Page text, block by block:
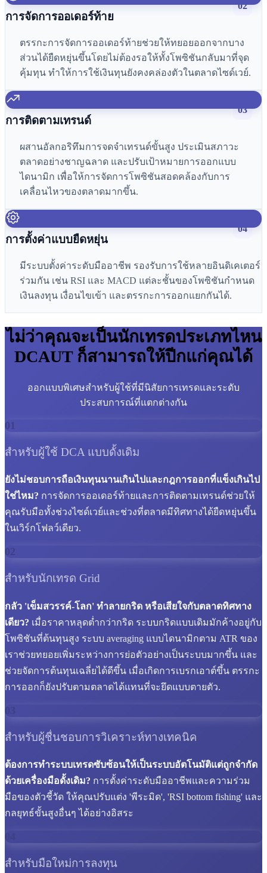
02
การจัดการออเดอร์ท้าย
ตรรกะการจัดการออเดอร์ท้ายช่วยให้ทยอยออกจากบาง
ส่วนได้ยืดหยุ่นขึ้นโดยไม่ต้องรอให้ทั้งโพซิชันกลับมาที่จุด
คุ้มทุน ทำให้การใช้เงินทุนยังคงคล่องตัวในตลาดไซด์เวย์.
03
การติดตามเทรนด์
ผสานอัลกอริทึมการจดจำเทรนด์ขั้นสูง ประเมินสภาวะ
ตลาดอย่างชาญฉลาด และปรับเป้าหมายการออกแบบ
ไดนามิก เพื่อให้การจัดการโพซิชันสอดคล้องกับการ
เคลื่อนไหวของตลาดมากขึ้น.
04
การตั้งค่าแบบยืดหยุ่น
มีระบบตั้งค่าระดับมืออาชีพ รองรับการใช้หลายอินดิเคเตอร์
ร่วมกัน เช่น RSI และ MACD แต่ละชั้นของโพซิชันกำหนด
เงินลงทุน เงื่อนไขเข้า และตรรกะการออกแยกกันได้.
ไม่ว่าคุณจะเป็นนักเทรดประเภทไหน
DCAUT ก็สามารถให้ปีกแก่คุณได้
ออกแบบพิเศษสำหรับผู้ใช้ที่มีนิสัยการเทรดและระดับ
ประสบการณ์ที่แตกต่างกัน
01
สำหรับผู้ใช้ DCA แบบดั้งเดิม
ยังไม่ชอบการถือเงินทุนนานเกินไปและกฎการออกที่แข็งเกินไป
ใช่ไหม? การจัดการออเดอร์ท้ายและการติดตามเทรนด์ช่วยให้
คุณรับมือทั้งช่วงไซด์เวย์และช่วงที่ตลาดมีทิศทางได้ยืดหยุ่นขึ้น
ในเวิร์กโฟลว์เดียว.
02
สำหรับนักเทรด Grid
กลัว 'เข็มสวรรค์-โลก' ทำลายกริด หรือเสียใจกับตลาดทิศทาง
เดียว? เมื่อราคาหลุดต่ำกว่ากริด ระบบกริดแบบเดิมมักค้างอยู่กับ
โพซิชันที่ต้นทุนสูง ระบบ averaging แบบไดนามิกตาม ATR ของ
เราช่วยทยอยเพิ่มระหว่างการย่อตัวอย่างเป็นระบบมากขึ้น และ
ช่วยจัดการต้นทุนเฉลี่ยได้ดีขึ้น เมื่อเกิดการเบรกเอาต์ขึ้น ตรรกะ
การออกก็ยังปรับตามตลาดได้แทนที่จะยึดแบบตายตัว.
03
สำหรับผู้ชื่นชอบการวิเคราะห์ทางเทคนิค
ต้องการทำระบบเทรดซับซ้อนให้เป็นระบบอัตโนมัติแต่ถูกจำกัด
ด้วยเครื่องมือดั้งเดิม? การตั้งค่าระดับมืออาชีพและความร่วม
มือของตัวชี้วัด ให้คุณปรับแต่ง 'พีระมิด', 'RSI bottom fishing' และ
กลยุทธ์ขั้นสูงอื่นๆ ได้อย่างอิสระ
สำหรับมือใหม่การลงทุน